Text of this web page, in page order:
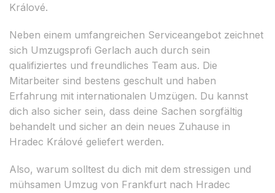
Králové.
Neben einem umfangreichen Serviceangebot zeichnet
sich Umzugsprofi Gerlach auch durch sein
qualifiziertes und freundliches Team aus. Die
Mitarbeiter sind bestens geschult und haben
Erfahrung mit internationalen Umzügen. Du kannst
dich also sicher sein, dass deine Sachen sorgfältig
behandelt und sicher an dein neues Zuhause in
Hradec Králové geliefert werden.
Also, warum solltest du dich mit dem stressigen und
mühsamen Umzug von Frankfurt nach Hradec